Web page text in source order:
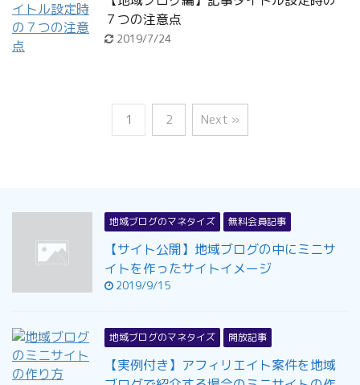
７つの注意点
2019/7/24
1 2 Next »
地域ブログのマネタイズ 無料会員記事
【サイト公開】地域ブログの中にミニサ
イトを作ったサイトイメージ
2019/9/15
地域ブログのマネタイズ 開放記事
【実例付き】アフィリエイト案件を地域